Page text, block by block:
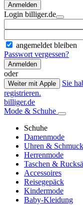
Anmelden
Login billiger.de
angemeldet bleiben
Passwort vergessen?
Anmelden
oder
Weiter mit Apple
Sie
registrieren.
billiger.de
Mode & Schuhe
Schuhe
Damenmode
Uhren & Schmuck
Herrenmode
Taschen &
Accessoires
Reisegepäck
Kindermode
Baby-Kleidung